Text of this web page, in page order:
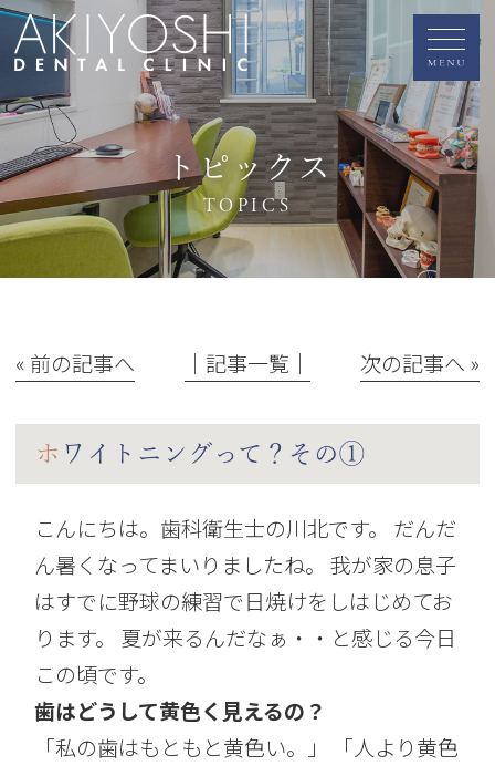
トピックス
TOPICS
« 前の記事へ │記事一覧│ 次の記事へ »
ホワイトニングって？その①
こんにちは。歯科衛生士の川北です。 だんだ
ん暑くなってまいりましたね。 我が家の息子
はすでに野球の練習で日焼けをしはじめてお
ります。 夏が来るんだなぁ・・と感じる今日
この頃です。
歯はどうして黄色く見えるの？
「私の歯はもともと黄色い。」 「人より黄色